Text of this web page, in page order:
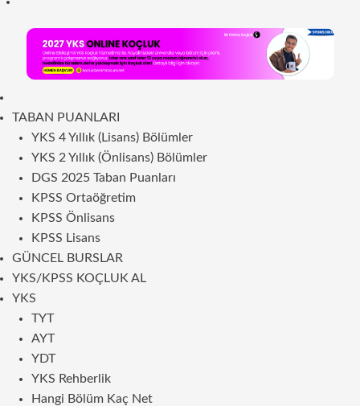
TABAN PUANLARI
YKS 4 Yıllık (Lisans) Bölümler
YKS 2 Yıllık (Önlisans) Bölümler
DGS 2025 Taban Puanları
KPSS Ortaöğretim
KPSS Önlisans
KPSS Lisans
GÜNCEL BURSLAR
YKS/KPSS KOÇLUK AL
YKS
TYT
AYT
YDT
YKS Rehberlik
Hangi Bölüm Kaç Net